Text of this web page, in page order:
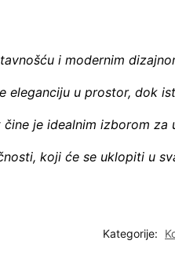
i modernim
eleganciju u prostor, dok
je idealnim izborom
koji će se uklopiti u
Kategorije: